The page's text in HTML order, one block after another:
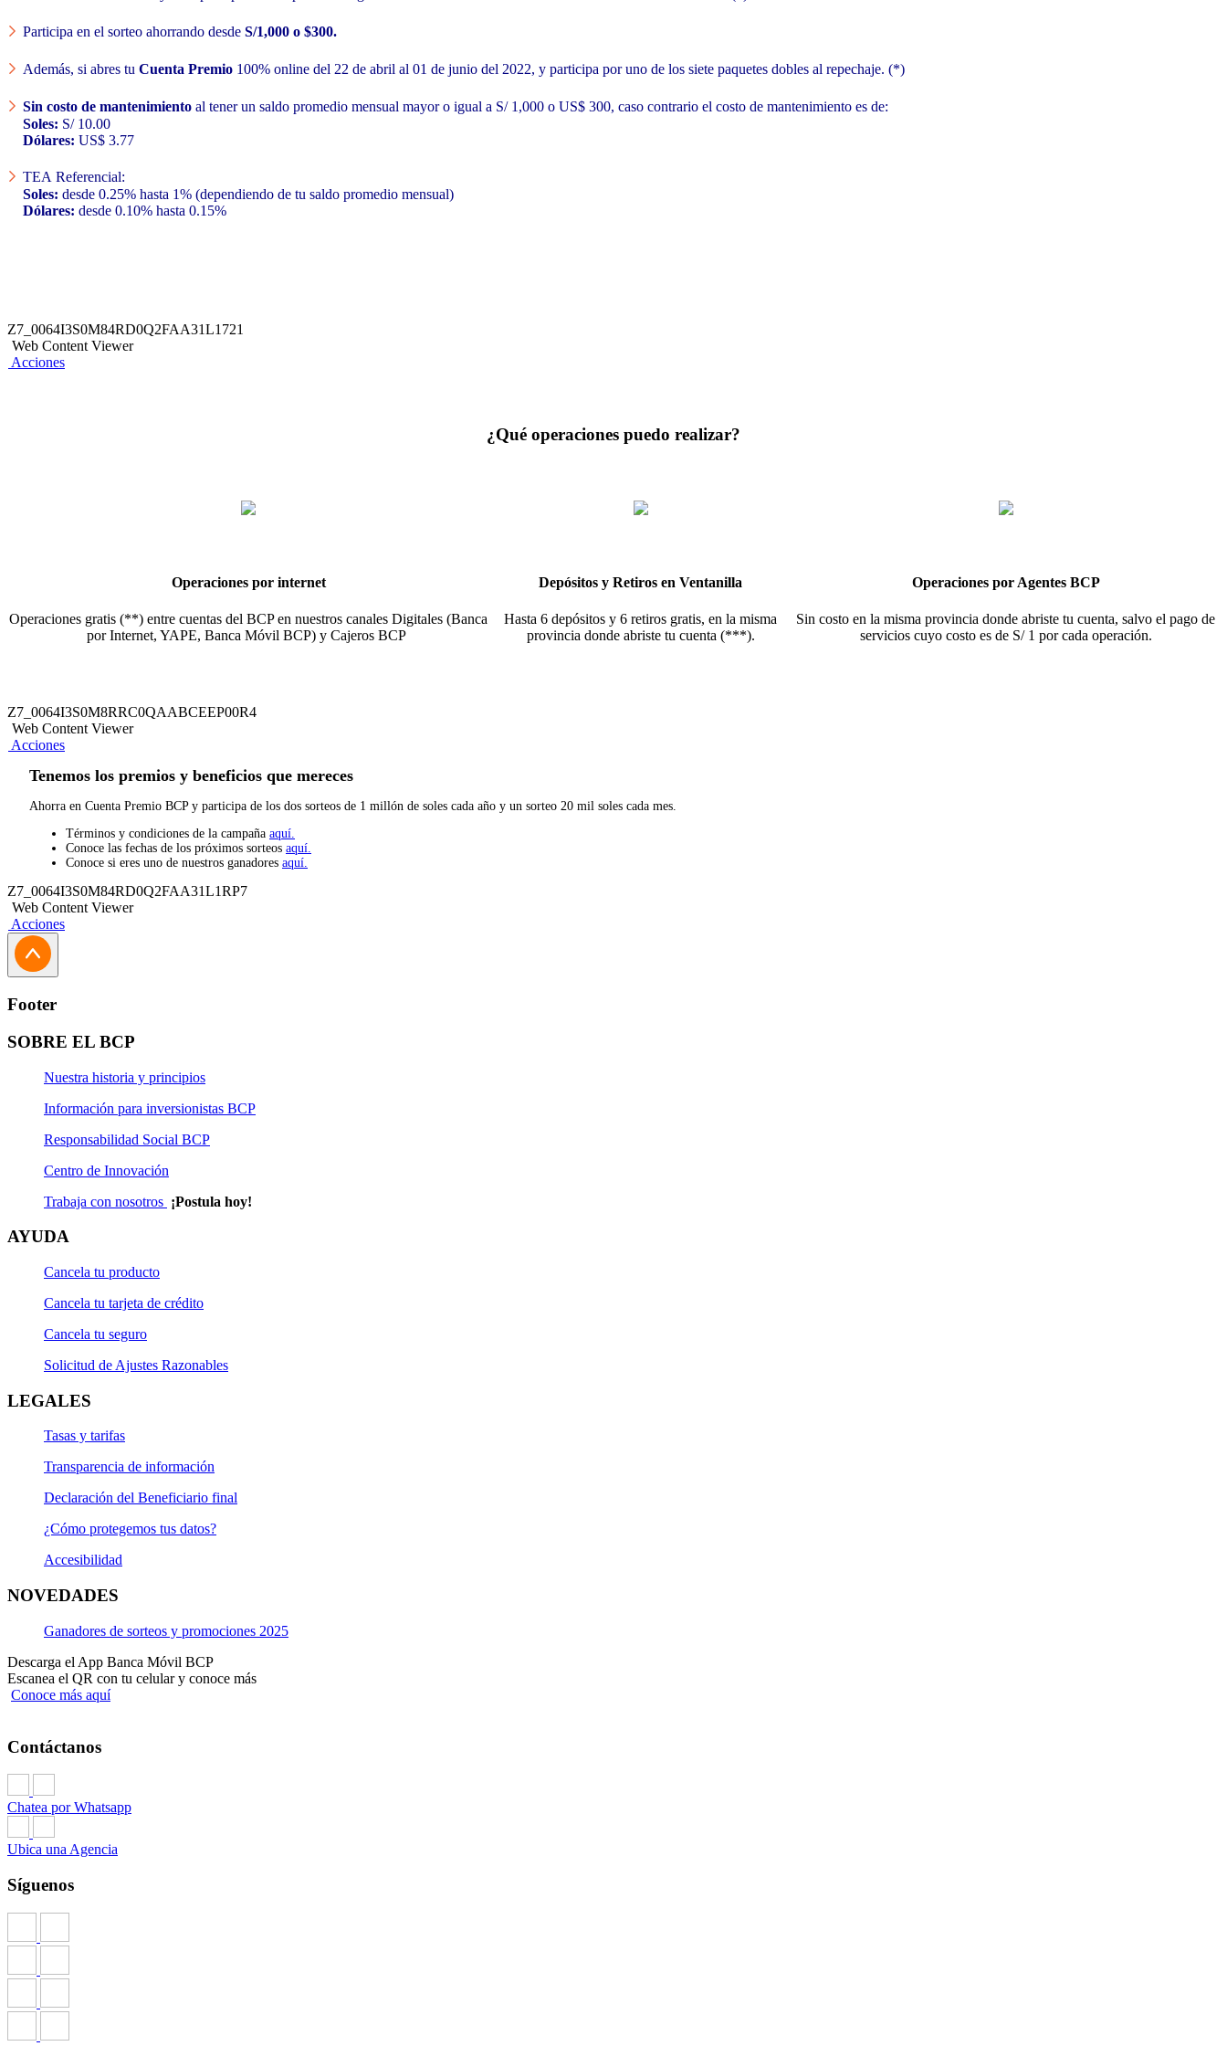
Participa en el sorteo ahorrando desde S/1,000 o $300.
Además, si abres tu Cuenta Premio 100% online del 22 de abril al 01 de junio del 2022, y participa por uno de los siete paquetes dobles al repechaje. (*)
Sin costo de mantenimiento al tener un saldo promedio mensual mayor o igual a S/ 1,000 o US$ 300, caso contrario el costo de mantenimiento es de:
Soles: S/ 10.00
Dólares: US$ 3.77
TEA Referencial:
Soles: desde 0.25% hasta 1% (dependiendo de tu saldo promedio mensual)
Dólares: desde 0.10% hasta 0.15%
Z7_0064I3S0M84RD0Q2FAA31L1721
Web Content Viewer
Acciones
¿Qué operaciones puedo realizar?
Operaciones por internet
Operaciones gratis (**) entre cuentas del BCP en nuestros canales Digitales (Banca
por Internet, YAPE, Banca Móvil BCP) y Cajeros BCP
Depósitos y Retiros en Ventanilla
Hasta 6 depósitos y 6 retiros gratis, en la misma
provincia donde abriste tu cuenta (***).
Operaciones por Agentes BCP
Sin costo en la misma provincia donde abriste tu cuenta, salvo el pago de
servicios cuyo costo es de S/ 1 por cada operación.
Z7_0064I3S0M8RRC0QAABCEEP00R4
Web Content Viewer
Acciones
Tenemos los premios y beneficios que mereces
Ahorra en Cuenta Premio BCP y participa de los dos sorteos de 1 millón de soles cada año y un sorteo 20 mil soles cada mes.
Términos y condiciones de la campaña aquí.
Conoce las fechas de los próximos sorteos aquí.
Conoce si eres uno de nuestros ganadores aquí.
Z7_0064I3S0M84RD0Q2FAA31L1RP7
Web Content Viewer
Acciones
Footer
SOBRE EL BCP
Nuestra historia y principios
Información para inversionistas BCP
Responsabilidad Social BCP
Centro de Innovación
Trabaja con nosotros ¡Postula hoy!
AYUDA
Cancela tu producto
Cancela tu tarjeta de crédito
Cancela tu seguro
Solicitud de Ajustes Razonables
LEGALES
Tasas y tarifas
Transparencia de información
Declaración del Beneficiario final
¿Cómo protegemos tus datos?
Accesibilidad
NOVEDADES
Ganadores de sorteos y promociones 2025
Descarga el App Banca Móvil BCP
Escanea el QR con tu celular y conoce más
Conoce más aquí
Contáctanos
Chatea por Whatsapp
Ubica una Agencia
Síguenos